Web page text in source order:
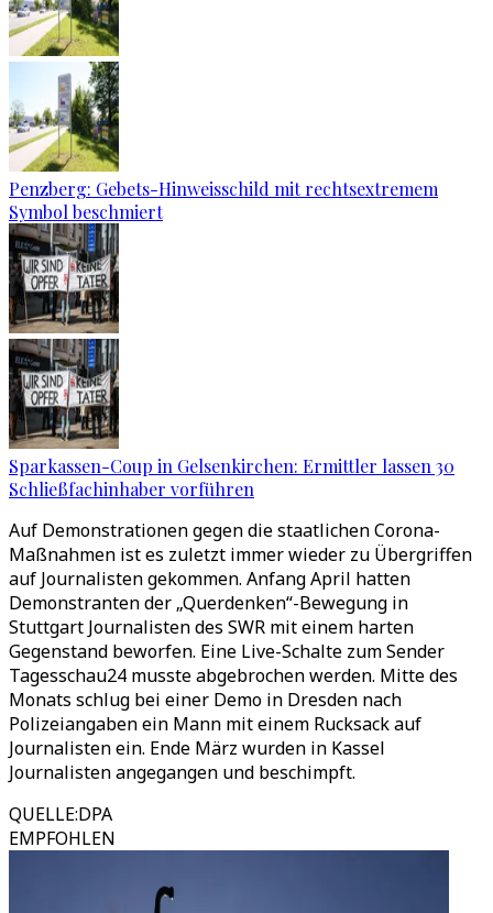
Penzberg: Gebets-Hinweisschild mit rechtsextremem
Symbol beschmiert
Sparkassen-Coup in Gelsenkirchen: Ermittler lassen 30
Schließfachinhaber vorführen
Auf Demonstrationen gegen die staatlichen Corona-
Maßnahmen ist es zuletzt immer wieder zu Übergriffen
auf Journalisten gekommen. Anfang April hatten
Demonstranten der „Querdenken“-Bewegung in
Stuttgart Journalisten des SWR mit einem harten
Gegenstand beworfen. Eine Live-Schalte zum Sender
Tagesschau24 musste abgebrochen werden. Mitte des
Monats schlug bei einer Demo in Dresden nach
Polizeiangaben ein Mann mit einem Rucksack auf
Journalisten ein. Ende März wurden in Kassel
Journalisten angegangen und beschimpft.
QUELLE:DPA
EMPFOHLEN